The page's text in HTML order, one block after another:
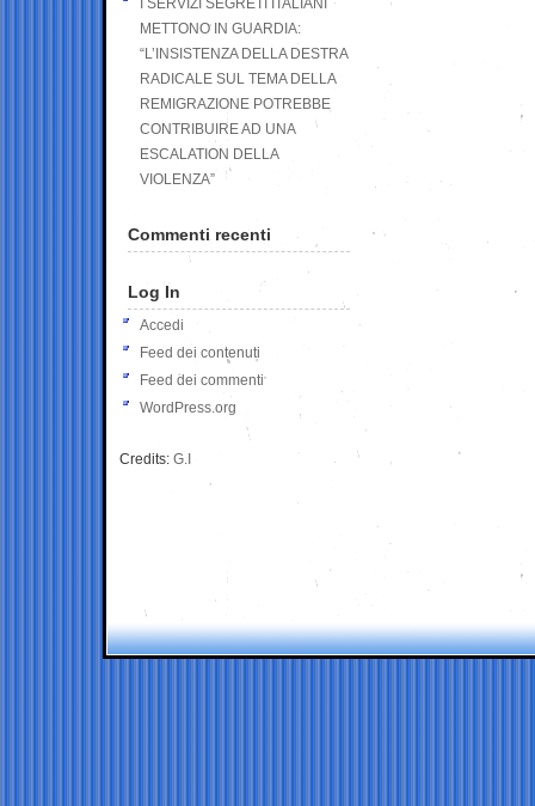
I SERVIZI SEGRETI ITALIANI
METTONO IN GUARDIA:
“L’INSISTENZA DELLA DESTRA
RADICALE SUL TEMA DELLA
REMIGRAZIONE POTREBBE
CONTRIBUIRE AD UNA
ESCALATION DELLA
VIOLENZA”
Commenti recenti
Log In
Accedi
Feed dei contenuti
Feed dei commenti
WordPress.org
Credits: G.I